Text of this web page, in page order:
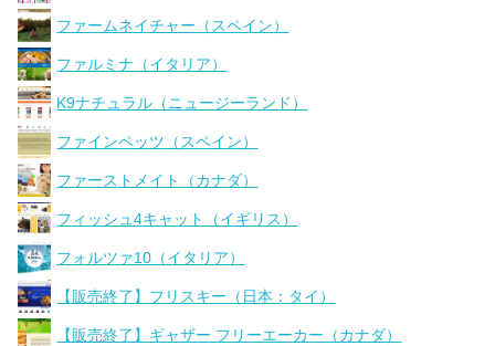
ファームネイチャー（スペイン）
ファルミナ（イタリア）
K9ナチュラル（ニュージーランド）
ファインペッツ（スペイン）
ファーストメイト（カナダ）
フィッシュ4キャット（イギリス）
フォルツァ10（イタリア）
【販売終了】フリスキー（日本：タイ）
【販売終了】ギャザー フリーエーカー（カナダ）